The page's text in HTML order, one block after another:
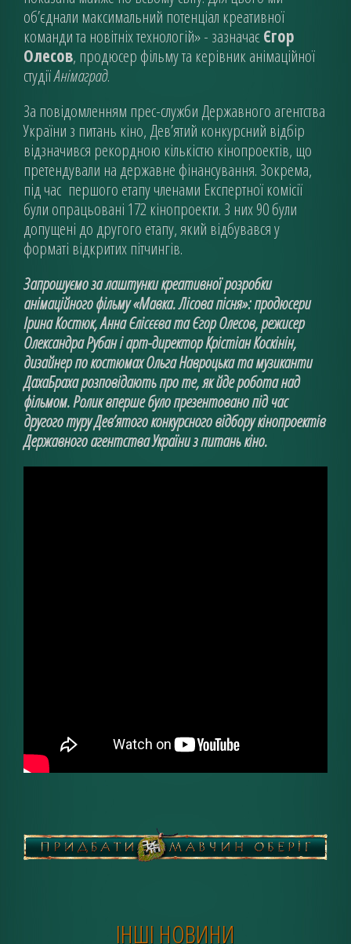
об’єднали максимальний потенціал креативної
команди та новітніх технологій» - зазначаєЄгор
Олесов, продюсер фільму та керівник анімаційної
студіїАнімаград.
За повідомленням прес-служби Державного агентства
України з питань кіно, Дев’ятий конкурсний відбір
відзначився рекордною кількістю кінопроектів, що
претендували на державне фінансування. Зокрема,
під час першого етапу членами Експертної комісії
були опрацьовані 172 кінопроекти. З них 90 були
допущені до другого етапу, який відбувався у
форматі відкритих пітчингів.
Запрошуємо за лаштунки креативної розробки
анімаційного фільму «Мавка. Лісова пісня»: продюсери
Ірина Костюк, Анна Єлісєєва та Єгор Олесов, режисер
Олександра Рубан і арт-директор Крістіан Коскінін,
дизайнер по костюмах Ольга Навроцька та музиканти
ДахаБраха розповідають про те, як йде робота над
фільмом. Ролик вперше було презентовано під час
другого туру Дев’ятого конкурсного відбору кінопроектів
Державного агентства України з питань кіно.
ІНШІ НОВИНИ